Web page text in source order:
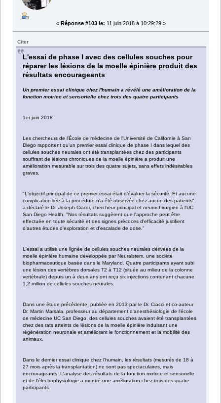
« Réponse #103 le: 11 juin 2018 à 10:29:29 »
Citer
L'essai de phase I avec des cellules souches pour
réparer les lésions de la moelle épinière produit des
résultats encourageants
Un premier essai clinique chez l'humain a révélé une amélioration de la
fonction motrice et sensorielle chez trois des quatre participants
1er juin 2018
Les chercheurs de l'École de médecine de l'Université de Californie à San
Diego rapportent qu'un premier essai clinique de phase I dans lequel des
cellules souches neurales ont été transplantées chez des participants
souffrant de lésions chroniques de la moelle épinière a produit une
amélioration mesurable sur trois des quatre sujets, sans effets indésirables
graves.
"L'objectif principal de ce premier essai était d'évaluer la sécurité. Et aucune
complication liée à la procédure n'a été observée chez aucun des patients",
a déclaré le Dr. Joseph Ciacci, chercheur principal et neurochirurgien à l'UC
San Diego Health. "Nos résultats suggèrent que l'approche peut être
effectuée en toute sécurité et des signes précoces d'efficacité justifient
d'autres études d'exploration et d'escalade de dose."
L'essai a utilisé une lignée de cellules souches neurales dérivées de la
moelle épinière humaine développée par Neuralstem, une société
biopharmaceutique basée dans le Maryland. Quatre participants ayant subi
une lésion des vertèbres dorsales T2 à T12 (située au milieu de la colonne
vertébrale) depuis un à deux ans ont reçu six injections contenant chacune
1,2 million de cellules souches neurales.
Dans une étude précédente, publiée en 2013 par le Dr. Ciacci et co-auteur
Dr. Martin Marsala, professeur au département d'anesthésiologie de l'école
de médecine UC San Diego, des cellules souches avaient été transplantées
chez des rats atteints de lésions de la moelle épinière induisant une
régénération neuronale et améliorant le fonctionnement et la mobilité des
animaux.
Dans le dernier essai clinique chez l'humain, les résultats (mesurés de 18 à
27 mois après la transplantation) ne sont pas spectaculaires, mais
encourageants. L'analyse des résultats de la fonction motrice et sensorielle
et de l'électrophysiologie a montré une amélioration chez trois des quatre
participants.